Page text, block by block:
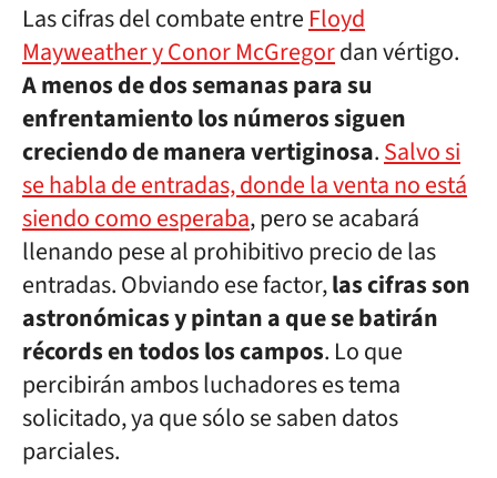
Las cifras del combate entre Floyd
Mayweather y Conor McGregordan vértigo.
A menos de dos semanas para su
enfrentamiento los números siguen
creciendo de manera vertiginosa.Salvo si
se habla de entradas, donde la venta no está
siendo como esperaba, pero se acabará
llenando pese al prohibitivo precio de las
entradas. Obviando ese factor,las cifras son
astronómicas y pintan a que se batirán
récords en todos los campos. Lo que
percibirán ambos luchadores es tema
solicitado, ya que sólo se saben datos
parciales.